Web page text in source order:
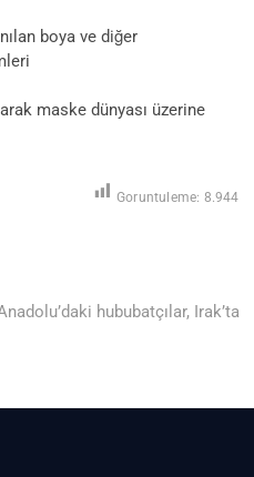
boya ve diğer
maske dünyası üzerine
Goruntuleme: 8.944
hububatçılar, Irak’ta